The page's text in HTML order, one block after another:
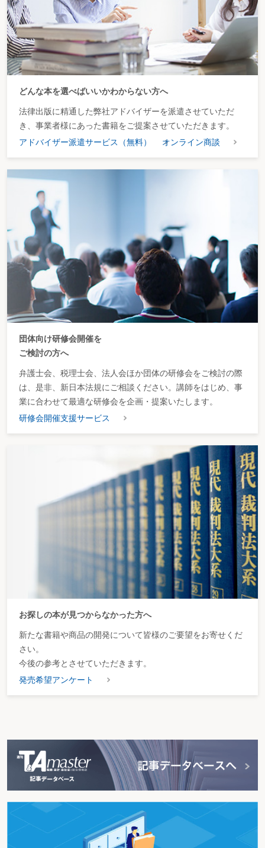
第３章 従業員等のための支出
第１ 個人への支出
〔34〕 インセンティブ（業務報奨金）
〔35〕 会社が負担する定期保険等の保険料
〔36〕 出向社員の給与負担
〔37〕 災害見舞金
〔39〕 テレワークに対する費用補助
〔41〕 人間ドック受診料の会社負担
〔42〕 ハラスメント被害者への和解金
〔44〕 営業成績優秀者を招待した飲食会
〔45〕 個人所有の携帯電話を法人の業務に使用した場合の通信費の毎月定額
〔46〕 ストックオプション
〔47〕 海外出張費用の取扱い
第２ 社内行事
〔48〕 インターンシップ
〔49〕 業務研修
〔50〕 食事会・懇親会
〔51〕 社員旅行
〔52〕 社内サークルへの補助金
〔53〕 社内イベント
第３ 就労環境の整備・改善
〔54〕 オフィスクリーニング・内装工事
〔55〕 什器・備品の新調
〔57〕 テレワークのための通信設備導入費用の負担
〔58〕 人事管理のためのクラウドサービス導入
〔59〕 社用車のサブスクリプション導入
〔60〕 奨学金返還支援（代理返還）制度
第４章 外部への業務委託のための支出
〔62〕 グループ企業への業務委託
〔63〕 海外グループ企業への業務委託
第５章 その他利害関係者への支出
〔66〕 災害発生時の被災者への自社製品提供
〔67〕 フードバンク活動団体への食品提供
〔70〕 インボイス制度における１人当たり飲食費の判定
どんな本を選べばいいかわからない方へ
法律出版に精通した弊社アドバイザーを派遣させていただ
き、事業者様にあった書籍をご提案させていただきます。
アドバイザー派遣サービス（無料）
オンライン商談
団体向け研修会開催を
ご検討の方へ
弁護士会、税理士会、法人会ほか団体の研修会をご検討の際
は、是非、新日本法規にご相談ください。講師をはじめ、事
業に合わせて最適な研修会を企画・提案いたします。
研修会開催支援サービス
お探しの本が見つからなかった方へ
新たな書籍や商品の開発について皆様のご要望をお寄せくだ
さい。
今後の参考とさせていただきます。
発売希望アンケート